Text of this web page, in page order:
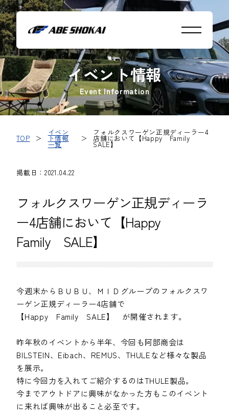
イベント情報
Event Information
TOP ＞
イベン
ト情報
一覧
＞
フォルクスワーゲン正規ディーラー4
店舗において【Happy Family
SALE】
掲載日：2021.04.22
フォルクスワーゲン正規ディーラ
ー4店舗において【Happy
Family SALE】
今週末からＢＵＢＵ、ＭＩＤグループのフォルクスワ
ーゲン正規ディーラー4店舗で
【Happy Family SALE】 が開催されます。
昨年秋のイベントから半年、今回も阿部商会は
BILSTEIN、Eibach、REMUS、THULEなど様々な製品
を展示。
特に今回力を入れてご紹介するのはTHULE製品。
今までアウトドアに興味がなかった方もこのイベント
に来れば興味が出ること必至です。